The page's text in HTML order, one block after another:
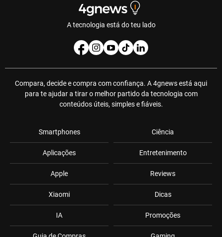
A tecnologia está do teu lado
Compara, decide e compra com confiança. A 4gnews está aqui
para te ajudar a tirar o melhor partido da tecnologia com
conteúdos úteis, simples e fiáveis.
Smartphones
Aplicações
Apple
Xiaomi
IA
Ciência
Entretenimento
Reviews
Dicas
Promoções